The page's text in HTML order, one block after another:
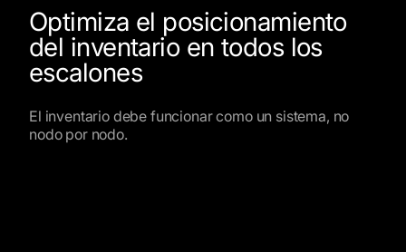
Optimiza el posicionamiento
del inventario en todos los
escalones
El inventario debe funcionar como un sistema, no
nodo por nodo.